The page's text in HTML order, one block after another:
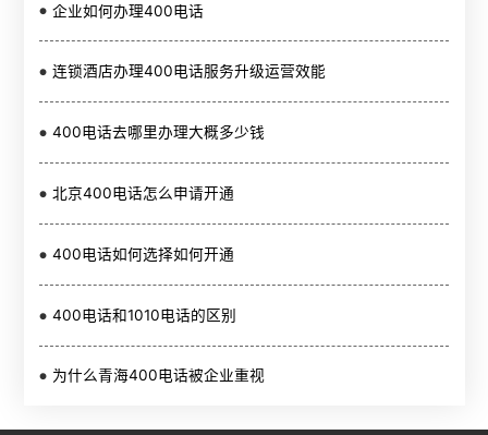
企业如何办理400电话
连锁酒店办理400电话服务升级运营效能
400电话去哪里办理大概多少钱
北京400电话怎么申请开通
400电话如何选择如何开通
400电话和1010电话的区别
为什么青海400电话被企业重视